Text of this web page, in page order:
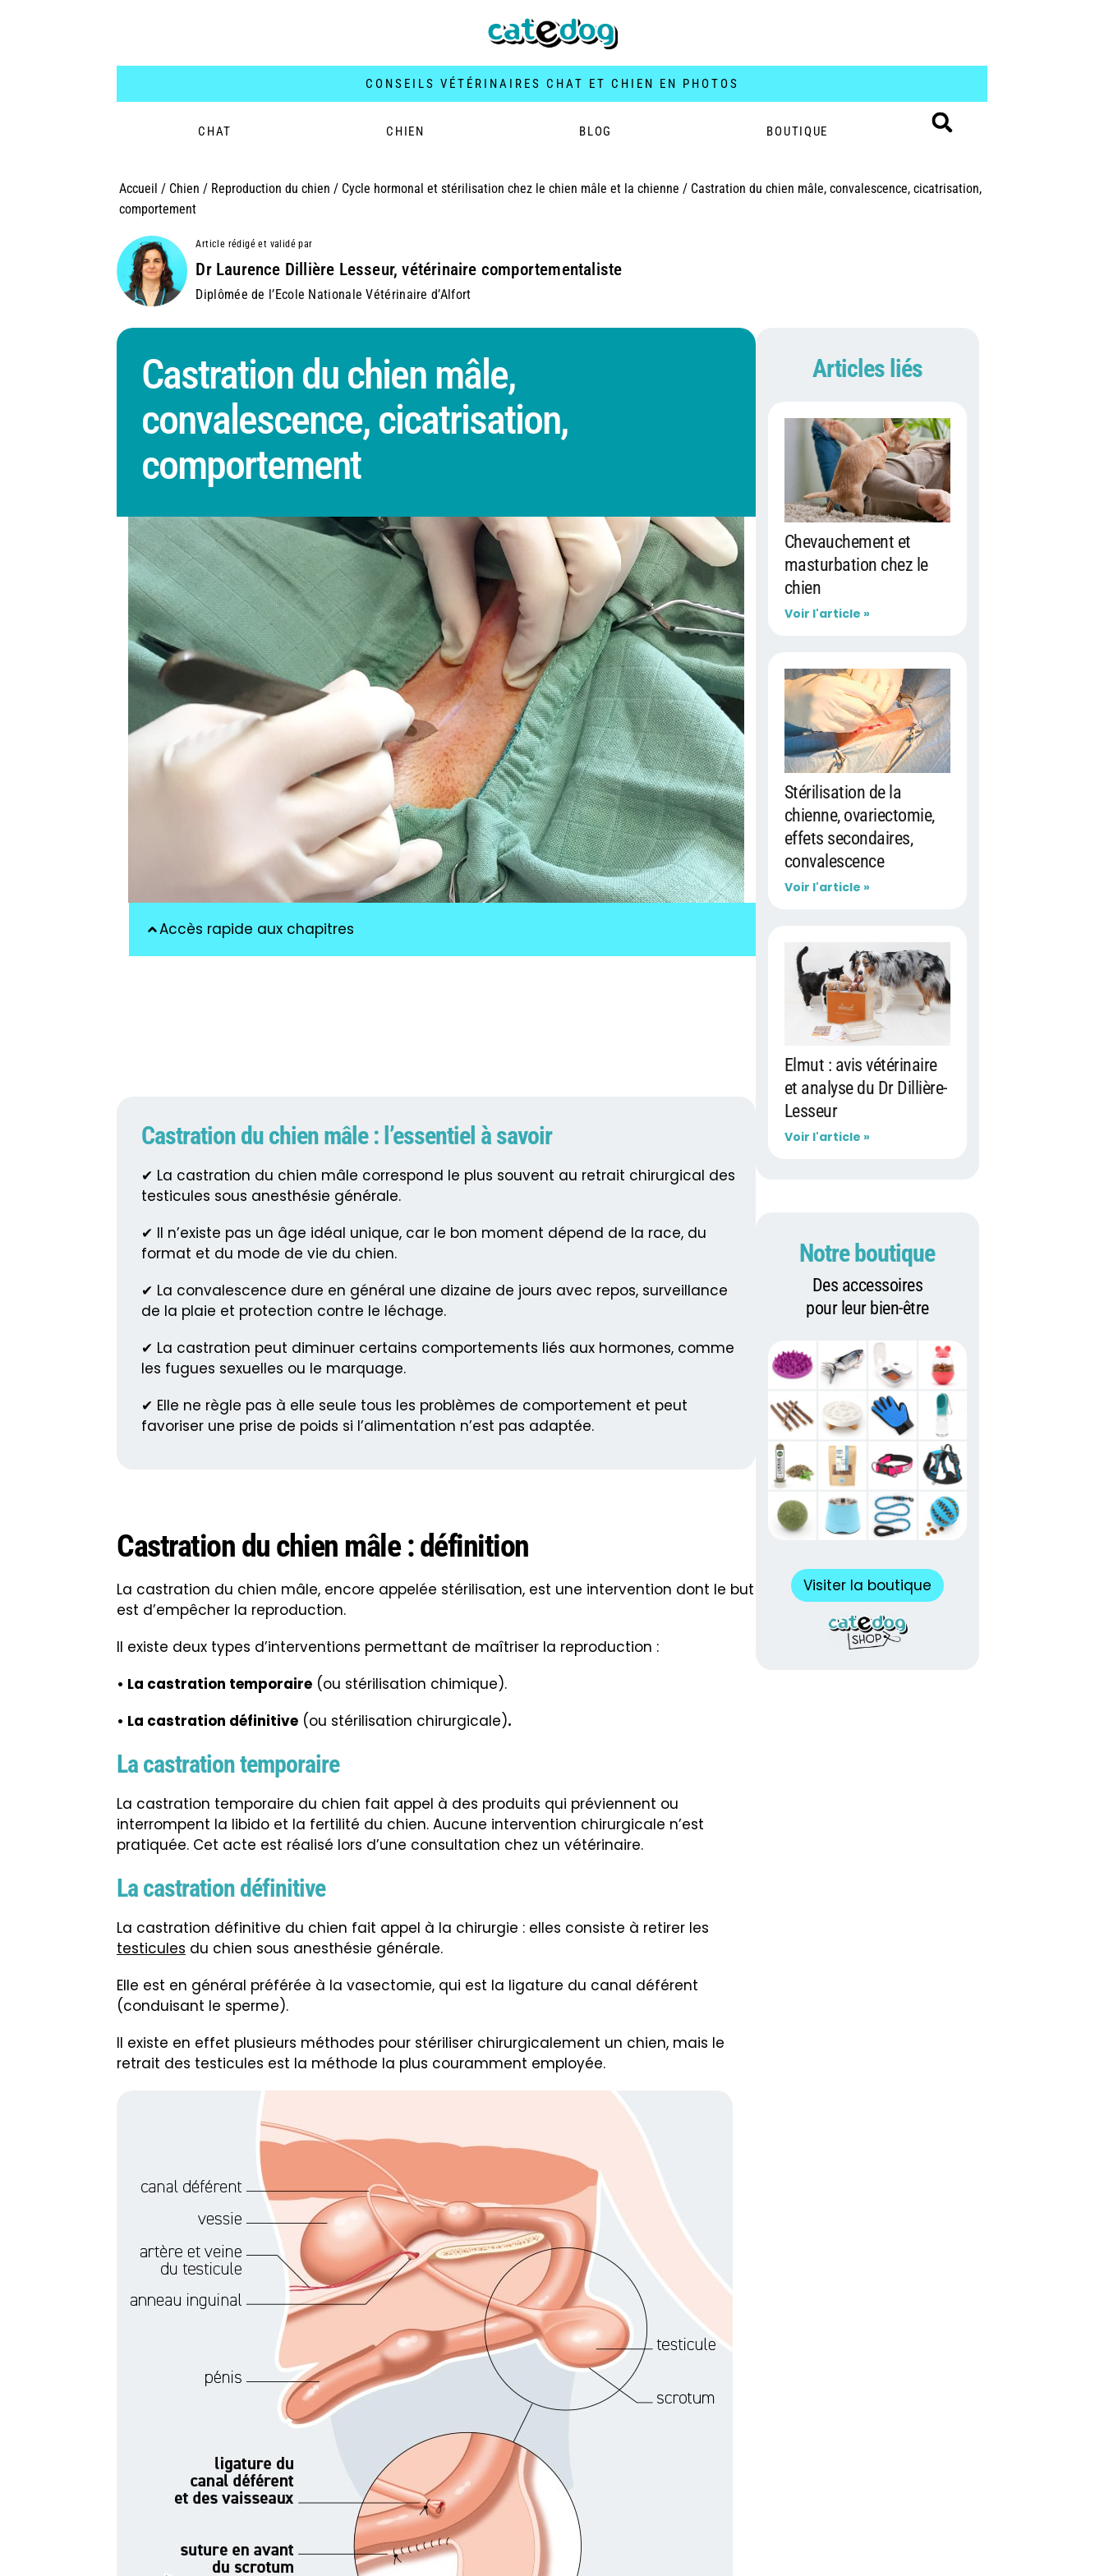
CONSEILS VÉTÉRINAIRES CHAT ET CHIEN EN PHOTOS
CHAT CHIEN BLOG BOUTIQUE
Accueil / Chien / Reproduction du chien / Cycle hormonal et stérilisation chez le chien mâle et la chienne / Castration du chien mâle, convalescence, cicatrisation,
comportement
Article rédigé et validé par
Dr Laurence Dillière Lesseur, vétérinaire comportementaliste
Diplômée de l’Ecole Nationale Vétérinaire d’Alfort
Castration du chien mâle,
convalescence, cicatrisation,
comportement
Accès rapide aux chapitres
Castration du chien mâle : l’essentiel à savoir
✔ La castration du chien mâle correspond le plus souvent au retrait chirurgical des
testicules sous anesthésie générale.
✔ Il n’existe pas un âge idéal unique, car le bon moment dépend de la race, du
format et du mode de vie du chien.
✔ La convalescence dure en général une dizaine de jours avec repos, surveillance
de la plaie et protection contre le léchage.
✔ La castration peut diminuer certains comportements liés aux hormones, comme
les fugues sexuelles ou le marquage.
✔ Elle ne règle pas à elle seule tous les problèmes de comportement et peut
favoriser une prise de poids si l’alimentation n’est pas adaptée.
Castration du chien mâle : définition
La castration du chien mâle, encore appelée stérilisation, est une intervention dont le but
est d’empêcher la reproduction.
Il existe deux types d’interventions permettant de maîtriser la reproduction :
• La castration temporaire (ou stérilisation chimique).
• La castration définitive (ou stérilisation chirurgicale).
La castration temporaire
La castration temporaire du chien fait appel à des produits qui préviennent ou
interrompent la libido et la fertilité du chien. Aucune intervention chirurgicale n’est
pratiquée. Cet acte est réalisé lors d’une consultation chez un vétérinaire.
La castration définitive
La castration définitive du chien fait appel à la chirurgie : elles consiste à retirer les
testicules du chien sous anesthésie générale.
Elle est en général préférée à la vasectomie, qui est la ligature du canal déférent
(conduisant le sperme).
Il existe en effet plusieurs méthodes pour stériliser chirurgicalement un chien, mais le
retrait des testicules est la méthode la plus couramment employée.
Articles liés
Chevauchement et
masturbation chez le
chien
Voir l'article »
Stérilisation de la
chienne, ovariectomie,
effets secondaires,
convalescence
Voir l'article »
Elmut : avis vétérinaire
et analyse du Dr Dillière-
Lesseur
Voir l'article »
Notre boutique
Des accessoires
pour leur bien-être
Visiter la boutique